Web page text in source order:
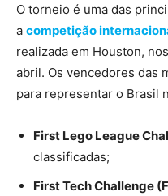
O torneio é uma das
a competição
realizada em Houston,
abril. Os vencedores das
para representar o Brasil
First Lego League
classificadas;
First Tech Challenge